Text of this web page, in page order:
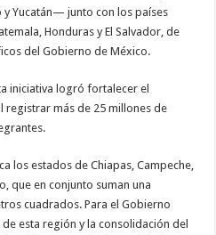
y Yucatán— junto con los países
Honduras y El Salvador, de
del Gobierno de México.
iniciativa logró fortalecer el
registrar más de 25 millones de
los estados de Chiapas, Campeche,
que en conjunto suman una
cuadrados. Para el Gobierno
esta región y la consolidación del